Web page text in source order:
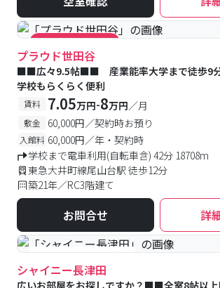
#キャンペーン実施中
プラウド世田谷
■■広々9.5帖■■ 産業能率大学まで徒歩9分
学校もらくらく便利
賃料 7.05万円-8万円／月
敷金 60,000円／契約時お預り
入館料 60,000円／年・契約時
学校まで電車利用(自転車含) 42分 18708m
東急大井町線尾山台駅 徒歩12分
築21年／RC3階建て
お問合せ 詳
#予約受付中 #空室待ち
シャイニー長津田
広いお部屋をお探しですか？■■全室8帖